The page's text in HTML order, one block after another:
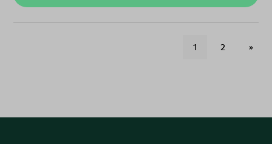
1 2 »